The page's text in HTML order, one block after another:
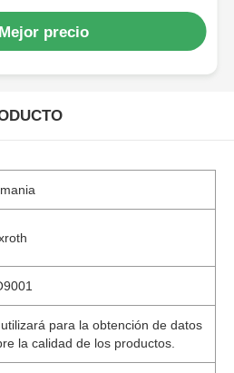
Mejor precio
para la obtención de datos
la calidad de los productos.